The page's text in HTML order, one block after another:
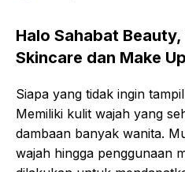
Halo Sahabat Beauty,
Skincare dan Make
Siapa yang tidak ingin
Memiliki kulit wajah yang
dambaan banyak wanita.
wajah hingga penggunaan